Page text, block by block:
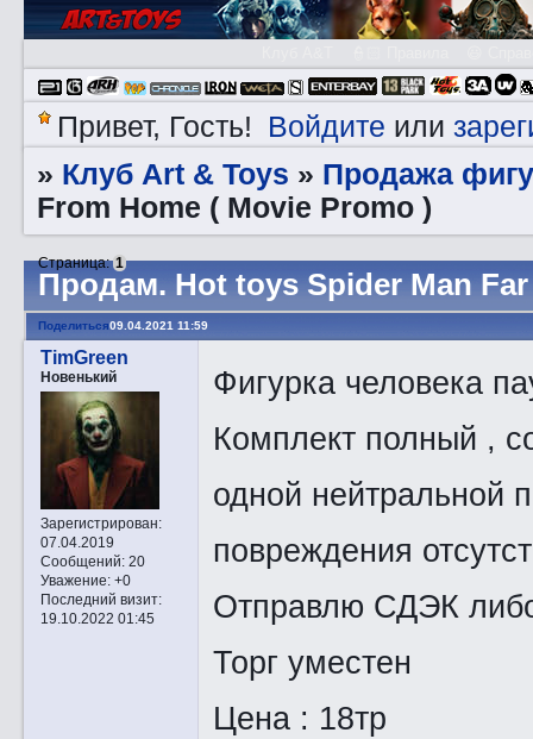
Привет, Гость! Войдите или
» Клуб Art & Toys » Продажа
From Home ( Movie Promo )
Прoдам. Hot toys Spider Man
Страница:1
Поделиться09.04.2021 11:59
TimGreen
Новенький
Зарегистрирован:
07.04.2019
Сообщений:20
Уважение: +0
Последний визит:
19.10.2022 01:45
Фигурка человека
Комплект полный ,
одной нейтральной
повреждения
Отправлю СДЭК
Торг уместен
Цена : 18тр